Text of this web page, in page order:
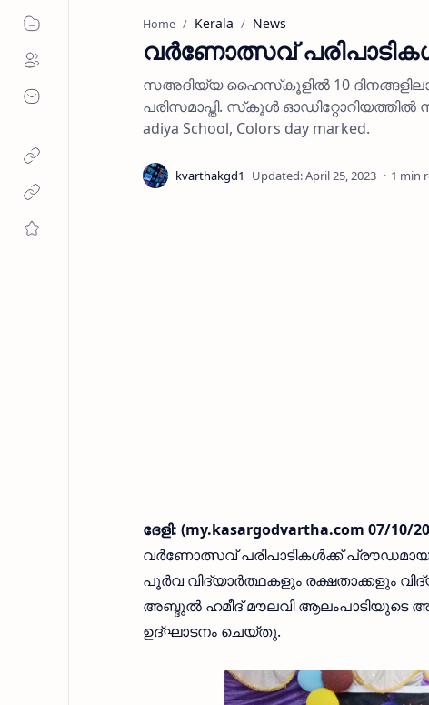
Home Kerala News
വര്‍ണോത്സവ്
സഅദിയ്യ ഹൈസ്‌കൂളില്‍ 10
പരിസമാപ്തി. സ്‌കൂള്‍ ഓഡിറ്റോറിയത്തില്‍
adiya School, Colors day marked.
1 min
ദേളി: (my.kasargodvartha.com 07/10/
വര്‍ണോത്സവ് പരിപാടികള്‍ക്ക് പ്രൗഡമായ
പൂര്‍വ വിദ്യാര്‍ത്ഥകളും രക്ഷതാക്കളും
അബ്ദുല്‍ ഹമീദ് മൗലവി
ഉദ്ഘാടനം ചെയ്തു.